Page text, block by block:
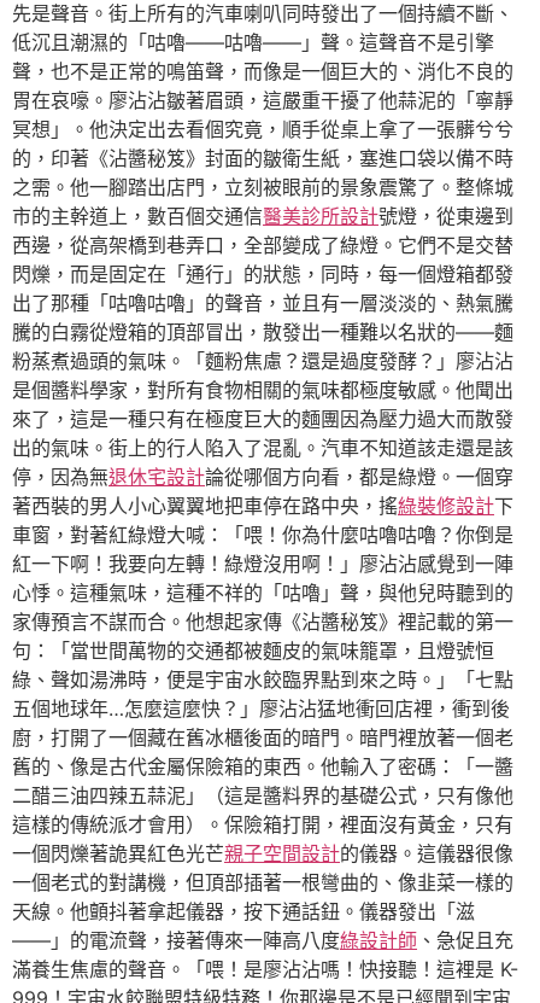
先是聲音。街上所有的汽車喇叭同時發出了一個持續不斷、
低沉且潮濕的「咕嚕——咕嚕——」聲。這聲音不是引擎
聲，也不是正常的鳴笛聲，而像是一個巨大的、消化不良的
胃在哀嚎。廖沾沾皺著眉頭，這嚴重干擾了他蒜泥的「寧靜
冥想」。他決定出去看個究竟，順手從桌上拿了一張髒兮兮
的，印著《沾醬秘笈》封面的皺衛生紙，塞進口袋以備不時
之需。他一腳踏出店門，立刻被眼前的景象震驚了。整條城
市的主幹道上，數百個交通信醫美診所設計號燈，從東邊到
西邊，從高架橋到巷弄口，全部變成了綠燈。它們不是交替
閃爍，而是固定在「通行」的狀態，同時，每一個燈箱都發
出了那種「咕嚕咕嚕」的聲音，並且有一層淡淡的、熱氣騰
騰的白霧從燈箱的頂部冒出，散發出一種難以名狀的——麵
粉蒸煮過頭的氣味。「麵粉焦慮？還是過度發酵？」廖沾沾
是個醬料學家，對所有食物相關的氣味都極度敏感。他聞出
來了，這是一種只有在極度巨大的麵團因為壓力過大而散發
出的氣味。街上的行人陷入了混亂。汽車不知道該走還是該
停，因為無退休宅設計論從哪個方向看，都是綠燈。一個穿
著西裝的男人小心翼翼地把車停在路中央，搖綠裝修設計下
車窗，對著紅綠燈大喊：「喂！你為什麼咕嚕咕嚕？你倒是
紅一下啊！我要向左轉！綠燈沒用啊！」廖沾沾感覺到一陣
心悸。這種氣味，這種不祥的「咕嚕」聲，與他兒時聽到的
家傳預言不謀而合。他想起家傳《沾醬秘笈》裡記載的第一
句：「當世間萬物的交通都被麵皮的氣味籠罩，且燈號恒
綠、聲如湯沸時，便是宇宙水餃臨界點到來之時。」「七點
五個地球年…怎麼這麼快？」廖沾沾猛地衝回店裡，衝到後
廚，打開了一個藏在舊冰櫃後面的暗門。暗門裡放著一個老
舊的、像是古代金屬保險箱的東西。他輸入了密碼：「一醬
二醋三油四辣五蒜泥」（這是醬料界的基礎公式，只有像他
這樣的傳統派才會用）。保險箱打開，裡面沒有黃金，只有
一個閃爍著詭異紅色光芒親子空間設計的儀器。這儀器很像
一個老式的對講機，但頂部插著一根彎曲的、像韭菜一樣的
天線。他顫抖著拿起儀器，按下通話鈕。儀器發出「滋
——」的電流聲，接著傳來一陣高八度綠設計師 、急促且充
滿養生焦慮的聲音。「喂！是廖沾沾嗎！快接聽！這裡是 K-
999！宇宙水餃聯盟特級特務！你那邊是不是已經聞到宇宙